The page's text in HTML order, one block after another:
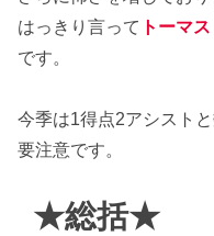
はっきり言って トーマス
です。
今季は1得点2アシスト
要注意です。
★総括★